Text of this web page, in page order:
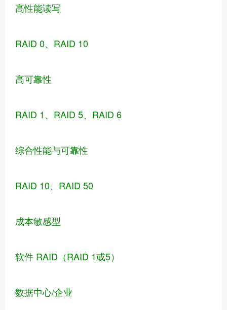
高性能读写
RAID 0、RAID 10
高可靠性
RAID 1、RAID 5、RAID 6
综合性能与可靠性
RAID 10、RAID 50
成本敏感型
软件 RAID（RAID 1或5）
数据中心/企业